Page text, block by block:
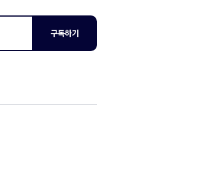
구독하기